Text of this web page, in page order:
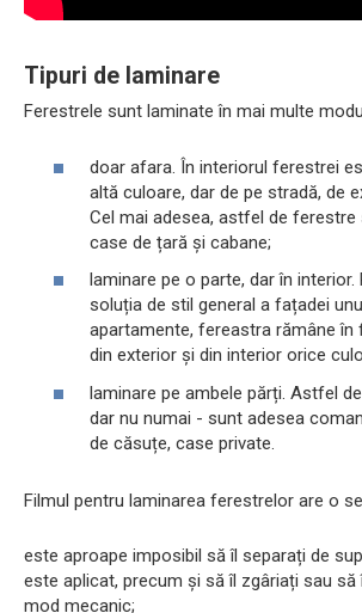
Tipuri de laminare
Ferestrele sunt laminate în mai multe
doar afara. În interiorul ferestrei
altă culoare, dar de pe stradă, de
Cel mai adesea, astfel de ferestre
case de țară și cabane;
laminare pe o parte, dar în
soluția de stil general a fațadei
apartamente, fereastra rămâne în
din exterior și din interior orice
laminare pe ambele părți. Astfel
dar nu numai - sunt adesea
de căsuțe, case private.
Filmul pentru laminarea ferestrelor are o
este aproape imposibil să îl separați de
este aplicat, precum și să îl zgâriați sau
mod mecanic;